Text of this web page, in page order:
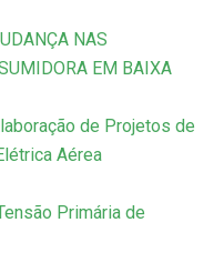
NAS
EM BAIXA
de Projetos de
Aérea
Primária de